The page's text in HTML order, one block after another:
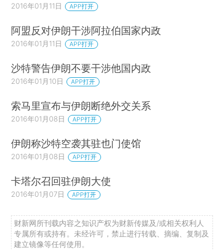
2016年01月11日 APP打开
阿盟反对伊朗干涉阿拉伯国家内政
2016年01月11日 APP打开
沙特警告伊朗不要干涉他国内政
2016年01月10日 APP打开
索马里宣布与伊朗断绝外交关系
2016年01月08日 APP打开
伊朗称沙特空袭其驻也门使馆
2016年01月08日 APP打开
卡塔尔召回驻伊朗大使
2016年01月07日 APP打开
财新网所刊载内容之知识产权为财新传媒及/或相关权利人
专属所有或持有。未经许可，禁止进行转载、摘编、复制及
建立镜像等任何使用。